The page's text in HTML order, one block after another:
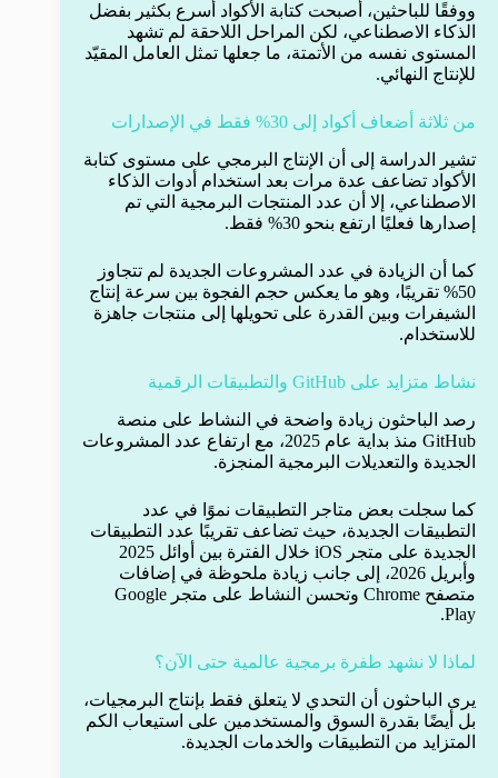
ووفقًا للباحثين، أصبحت كتابة الأكواد أسرع بكثير بفضل
الذكاء الاصطناعي، لكن المراحل اللاحقة لم تشهد
المستوى نفسه من الأتمتة، ما جعلها تمثل العامل المقيّد
للإنتاج النهائي.
من ثلاثة أضعاف أكواد إلى 30% فقط في الإصدارات
تشير الدراسة إلى أن الإنتاج البرمجي على مستوى كتابة
الأكواد تضاعف عدة مرات بعد استخدام أدوات الذكاء
الاصطناعي، إلا أن عدد المنتجات البرمجية التي تم
إصدارها فعليًا ارتفع بنحو 30% فقط.
كما أن الزيادة في عدد المشروعات الجديدة لم تتجاوز
50% تقريبًا، وهو ما يعكس حجم الفجوة بين سرعة إنتاج
الشيفرات وبين القدرة على تحويلها إلى منتجات جاهزة
للاستخدام.
نشاط متزايد على GitHub والتطبيقات الرقمية
رصد الباحثون زيادة واضحة في النشاط على منصة
GitHub منذ بداية عام 2025، مع ارتفاع عدد المشروعات
الجديدة والتعديلات البرمجية المنجزة.
كما سجلت بعض متاجر التطبيقات نموًا في عدد
التطبيقات الجديدة، حيث تضاعف تقريبًا عدد التطبيقات
الجديدة على متجر iOS خلال الفترة بين أوائل 2025
وأبريل 2026، إلى جانب زيادة ملحوظة في إضافات
متصفح Chrome وتحسن النشاط على متجر Google
Play.
لماذا لا نشهد طفرة برمجية عالمية حتى الآن؟
يرى الباحثون أن التحدي لا يتعلق فقط بإنتاج البرمجيات،
بل أيضًا بقدرة السوق والمستخدمين على استيعاب الكم
المتزايد من التطبيقات والخدمات الجديدة.